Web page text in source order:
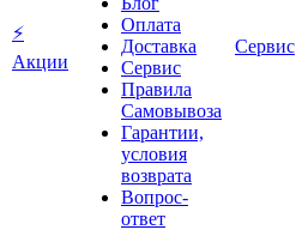
⚡
Акции
Оплата
Доставка
Сервис
Правила
Самовывоза
Гарантии,
условия
возврата
Вопрос-
ответ
Сервис